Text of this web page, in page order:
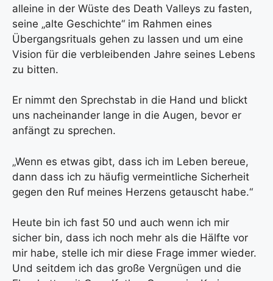
alleine in der Wüste des Death Valleys zu fasten,
seine „alte Geschichte“ im Rahmen eines
Übergangsrituals gehen zu lassen und um eine
Vision für die verbleibenden Jahre seines Lebens
zu bitten.
Er nimmt den Sprechstab in die Hand und blickt
uns nacheinander lange in die Augen, bevor er
anfängt zu sprechen.
„Wenn es etwas gibt, dass ich im Leben bereue,
dann dass ich zu häufig vermeintliche Sicherheit
gegen den Ruf meines Herzens getauscht habe.“
Heute bin ich fast 50 und auch wenn ich mir
sicher bin, dass ich noch mehr als die Hälfte vor
mir habe, stelle ich mir diese Frage immer wieder.
Und seitdem ich das große Vergnügen und die